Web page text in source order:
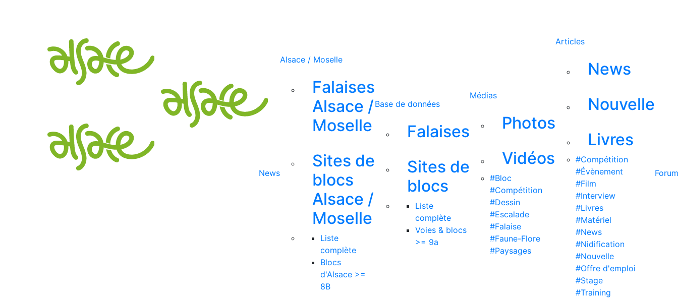
News
Alsace / Moselle
Falaises
Alsace /
Moselle
Sites de
blocs
Alsace /
Moselle
Liste
complète
Blocs
d'Alsace >=
8B
Base de données
Falaises
Sites de
blocs
Liste
complète
Voies & blocs
>= 9a
Médias
Photos
Vidéos
#Bloc
#Compétition
#Dessin
#Escalade
#Falaise
#Faune-Flore
#Paysages
Articles
News
Nouvelle
Livres
#Compétition
#Évènement
#Film
#Interview
#Livres
#Matériel
#News
#Nidification
#Nouvelle
#Offre d'emploi
#Stage
#Training
Forum